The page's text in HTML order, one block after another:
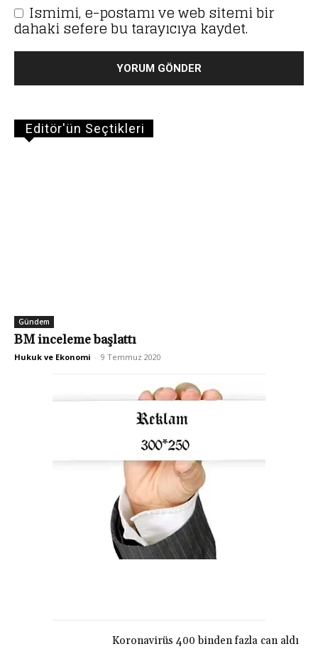
Ismimi, e-postamı ve web sitemi bir
dahaki sefere bu tarayıcıya kaydet.
Editör'ün Seçtikleri
Gündem
BM inceleme başlattı
Hukuk ve Ekonomi - 9 Temmuz 2020
Koronavirüs 400 binden fazla can aldı